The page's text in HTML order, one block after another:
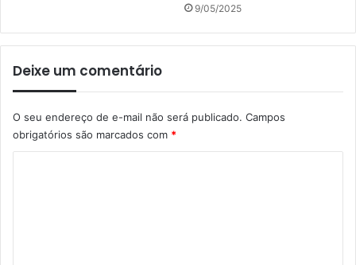
9/05/2025
Deixe um comentário
O seu endereço de e-mail não será publicado. Campos
obrigatórios são marcados com *